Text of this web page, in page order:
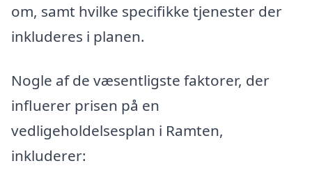
om, samt hvilke specifikke tjenester der
inkluderes i planen.
Nogle af de væsentligste faktorer, der
influerer prisen på en
vedligeholdelsesplan i Ramten,
inkluderer: